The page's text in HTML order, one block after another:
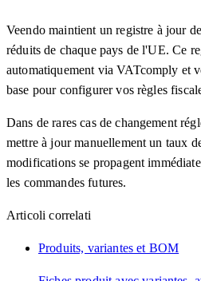
Veendo maintient un registre à jour
réduits de chaque pays de l'UE. Ce
automatiquement via VATcomply et
base pour configurer vos règles
Dans de rares cas de changement
mettre à jour manuellement un taux
modifications se propagent
les commandes futures.
Articoli correlati
Produits, variantes et BOM